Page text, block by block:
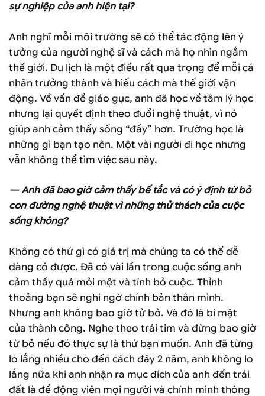
sự nghiệp của anh hiện tại?
Anh nghĩ mỗi môi trường sẽ có thể tác động lên ý
tưởng của người nghệ sĩ và cách mà họ nhìn ngắm
thế giới. Du lịch là một điều rất qua trọng để mỗi cá
nhân trưởng thành và hiếu cách mà thế giới vận
động. Về vấn đề giáo gục, anh đã học về tâm lý học
nhưng lại quyết định theo đuổi nghệ thuật, vì nó
giúp anh cảm thấy sống “đầy” hơn. Trường học là
những gì bạn tạo nên. Một vài người đi học nhưng
vẫn không thể tìm việc sau này.
— Anh đã bao giờ cảm thấy bế tắc và có ý định từ bỏ
con đường nghệ thuật vì những thử thách của cuộc
sống không?
Không có thứ gì có giá trị mà chúng ta có thể dễ
dàng có được. Đã có vài lần trong cuộc sống anh
cảm thấy quá mỏi mệt và tính bỏ cuộc. Thỉnh
thoảng bạn sẽ nghi ngờ chính bản thân mình.
Nhưng anh không bao giờ tử bỏ. Và đó là bí mật
của thành công. Nghe theo trái tim và đừng bao giờ
từ bỏ nếu đó thực sự là thứ bạn muốn. Anh đã từng
lo lắng nhiều cho đến cách đây 2 năm, anh không lo
lắng nữa khi anh nhận ra mục đích của anh đến trái
đất là để động viên mọi người và chính mình thông